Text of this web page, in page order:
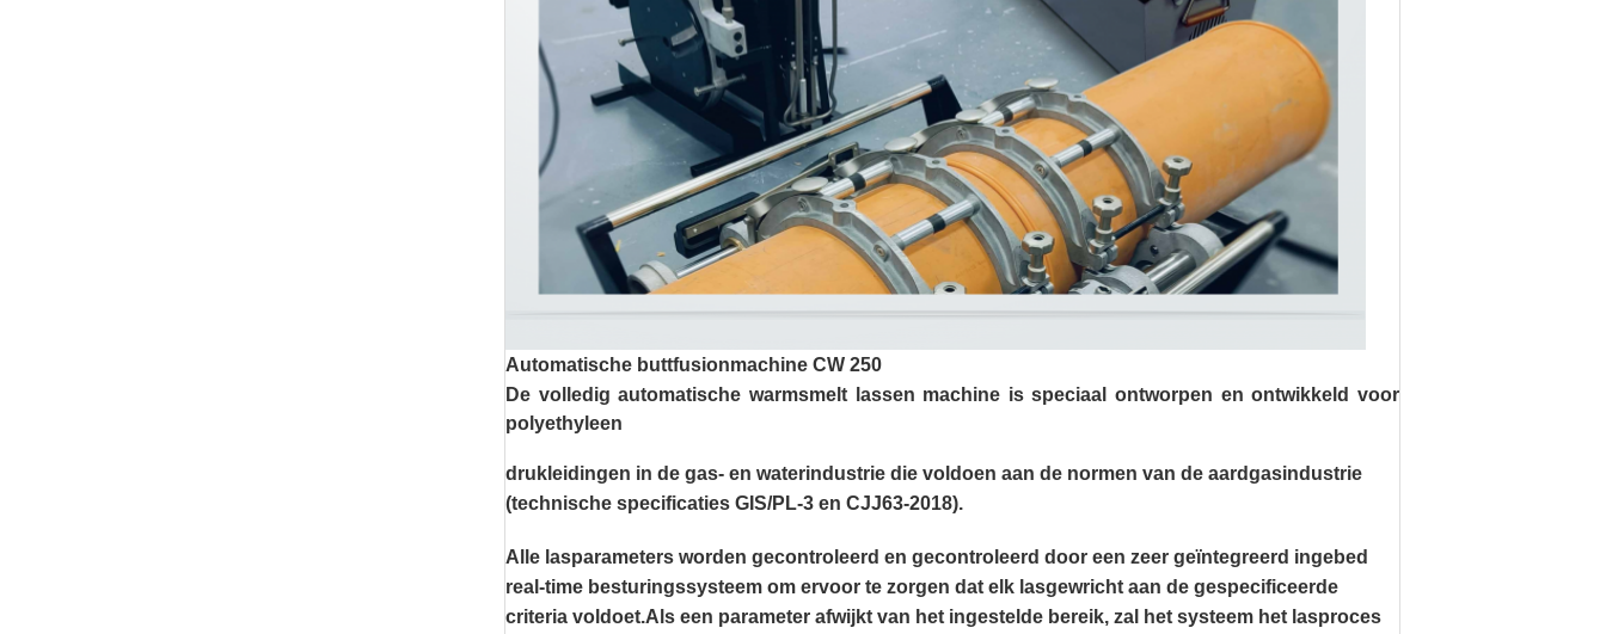
Automatische buttfusionmachine CW 250
De volledig automatische warmsmelt lassen machine is speciaal ontworpen en ontwikkeld voor
polyethyleen
drukleidingen in de gas- en waterindustrie die voldoen aan de normen van de aardgasindustrie
(technische specificaties GIS/PL-3 en CJJ63-2018).
Alle lasparameters worden gecontroleerd en gecontroleerd door een zeer geïntegreerd ingebed
real-time besturingssysteem om ervoor te zorgen dat elk lasgewricht aan de gespecificeerde
criteria voldoet.Als een parameter afwijkt van het ingestelde bereik, zal het systeem het lasproces